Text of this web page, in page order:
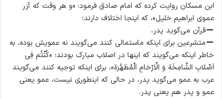
ابن مسکان روایت کرده که امام صادق فرمود: «و هر وقت که آزر
عموی ابراهیم خلیل»، که اینجا اختلاف دارند؛
قرآن می‌گوید پدر،
متشرعین برای اینکه ماستمالی کنند می‌گویند نه عمویش بوده، به
خاطر اینکه می‌گویند که اینها در اصلاب مبارک بودند؛ «کُنْتُم فِی
اَصْلابِ الشَّامِخَة وَ الْاَرْحَامٍ الْمُطَهَّرَة»، برای اینکه توجیه کنند می‌گویند
عرب به عمو می‌گوید پدر، در حالی که اینطوری نیست، عمو یعنی
عمو و پدر هم یعنی پدر.